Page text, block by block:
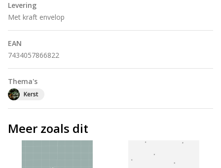
Levering
Met kraft envelop
EAN
7434057866822
Thema's
Kerst
Meer zoals dit